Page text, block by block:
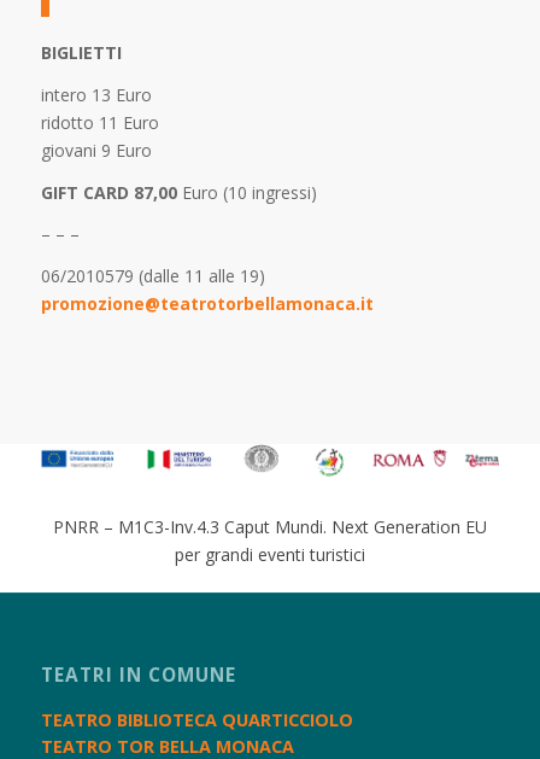
BIGLIETTI
intero 13 Euro
ridotto 11 Euro
giovani 9 Euro
GIFT CARD 87,00Euro (10 ingressi)
– – –
06/2010579 (dalle 11 alle 19)
promozione@teatrotorbellamonaca.it
PNRR – M1C3-Inv.4.3 Caput Mundi. Next Generation EU
per grandi eventi turistici
TEATRI IN COMUNE
TEATRO BIBLIOTECA QUARTICCIOLO
TEATRO TOR BELLA MONACA